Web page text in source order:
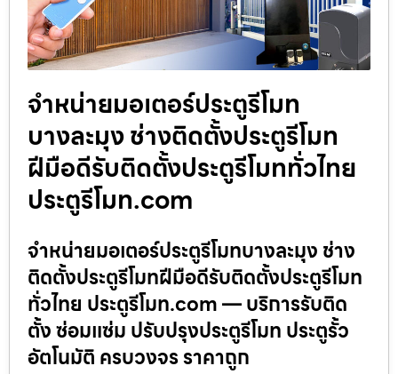
จำหน่ายมอเตอร์ประตูรีโมท
บางละมุง ช่างติดตั้งประตูรีโมท
ฝีมือดีรับติดตั้งประตูรีโมททั่วไทย
ประตูรีโมท.com
จำหน่ายมอเตอร์ประตูรีโมทบางละมุง ช่าง
ติดตั้งประตูรีโมทฝีมือดีรับติดตั้งประตูรีโมท
ทั่วไทย ประตูรีโมท.com — บริการรับติด
ตั้ง ซ่อมแซ่ม ปรับปรุงประตูรีโมท ประตูรั้ว
อัตโนมัติ ครบวงจร ราคาถูก